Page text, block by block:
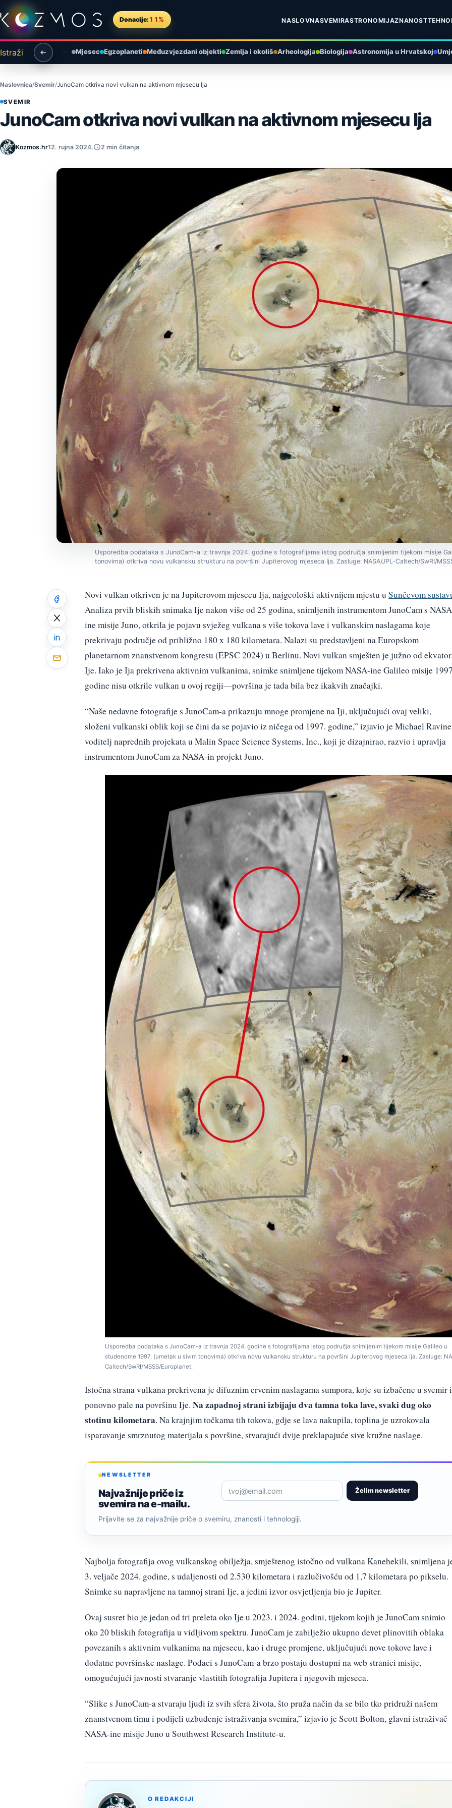
Preskoči na sadržaj
Donacije: 11% NASLOVNASVEMIRASTRONOMIJAZNANOST
Istraži Mjesec Egzoplaneti Međuzvjezdani objekti Zemlja i okoliš Arheologija Biologija Astronomija u Hrvatskoj
Naslovnica Svemir JunoCam otkriva novi vulkan na aktivnom mjesecu Ija
SVEMIR
JunoCam otkriva novi vulkan na aktivnom mjesecu Ija
Kozmos.hr12. rujna 2024. 2 min čitanja
Usporedba podataka s JunoCam-a iz travnja 2024. godine s fotografijama istog područja snimljenim tijekom misije
tonovima) otkriva novu vulkansku strukturu na površini Jupiterovog mjeseca Ija. Zasluge: NASA/JPL-Caltech/SwRI/
Novi vulkan otkriven je na Jupiterovom mjesecu Ija, najgeološki aktivnijem mjestu u Sunčevom
Analiza prvih bliskih snimaka Ije nakon više od 25 godina, snimljenih instrumentom JunoCam s
ine misije Juno, otkrila je pojavu svježeg vulkana s više tokova lave i vulkanskim naslagama koje
prekrivaju područje od približno 180 x 180 kilometara. Nalazi su predstavljeni na Europskom
planetarnom znanstvenom kongresu (EPSC 2024) u Berlinu. Novi vulkan smješten je južno od
Ije. Iako je Ija prekrivena aktivnim vulkanima, snimke snimljene tijekom NASA-ine Galileo misije
godine nisu otkrile vulkan u ovoj regiji—površina je tada bila bez ikakvih značajki.
“Naše nedavne fotografije s JunoCam-a prikazuju mnoge promjene na Iji, uključujući ovaj veliki,
složeni vulkanski oblik koji se čini da se pojavio iz ničega od 1997. godine,” izjavio je Michael
voditelj naprednih projekata u Malin Space Science Systems, Inc., koji je dizajnirao, razvio i upravlja
instrumentom JunoCam za NASA-in projekt Juno.
Usporedba podataka s JunoCam-a iz travnja 2024. godine s fotografijama istog područja snimljenim tijekom misije Galileo u
studenome 1997. (umetak u sivim tonovima) otkriva novu vulkansku strukturu na površini Jupiterovog mjeseca Ija. Zasluge:
Caltech/SwRI/MSSS/Europlanet.
Istočna strana vulkana prekrivena je difuznim crvenim naslagama sumpora, koje su izbačene u svemir i
ponovno pale na površinu Ije. Na zapadnoj strani izbijaju dva tamna toka lave, svaki dug oko
stotinu kilometara. Na krajnjim točkama tih tokova, gdje se lava nakupila, toplina je uzrokovala
isparavanje smrznutog materijala s površine, stvarajući dvije preklapajuće sive kružne naslage.
NEWSLETTER
Najvažnije priče iz
svemira na e-mailu.
Želim newsletter
Prijavite se za najvažnije priče o svemiru, znanosti i tehnologiji.
Najbolja fotografija ovog vulkanskog obilježja, smještenog istočno od vulkana Kanehekili, snimljena
3. veljače 2024. godine, s udaljenosti od 2.530 kilometara i razlučivošću od 1,7 kilometara po pikselu.
Snimke su napravljene na tamnoj strani Ije, a jedini izvor osvjetljenja bio je Jupiter.
Ovaj susret bio je jedan od tri preleta oko Ije u 2023. i 2024. godini, tijekom kojih je JunoCam snimio
oko 20 bliskih fotografija u vidljivom spektru. JunoCam je zabilježio ukupno devet plinovitih oblaka
povezanih s aktivnim vulkanima na mjesecu, kao i druge promjene, uključujući nove tokove lave i
dodatne površinske naslage. Podaci s JunoCam-a brzo postaju dostupni na web stranici misije,
omogućujući javnosti stvaranje vlastitih fotografija Jupitera i njegovih mjeseca.
“Slike s JunoCam-a stvaraju ljudi iz svih sfera života, što pruža način da se bilo tko pridruži našem
znanstvenom timu i podijeli uzbuđenje istraživanja svemira,” izjavio je Scott Bolton, glavni istraživač
NASA-ine misije Juno u Southwest Research Institute-u.
O REDAKCIJI